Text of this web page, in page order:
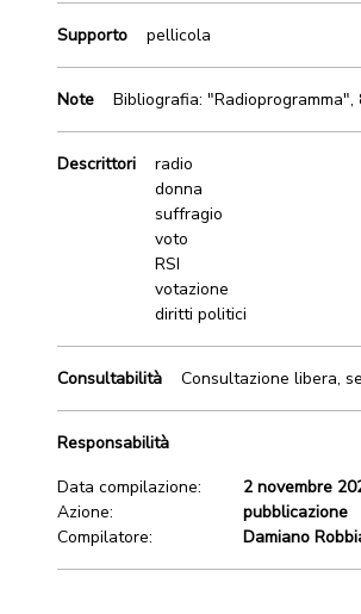
Supporto pellicola
Note Bibliografia: "Radioprogramma",
Descrittori
radio
donna
suffragio
voto
RSI
votazione
diritti politici
Consultabilità Consultazione libera,
Responsabilità
Data compilazione:
2 novembre
Azione:
pubblicazione
Compilatore:
Damiano